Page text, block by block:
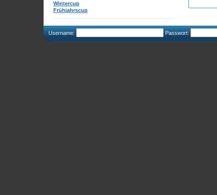
Wintercup
Frühjahrscup
Username: Passwort: